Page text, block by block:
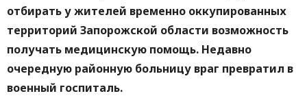
отбирать у жителей временно оккупированных
территорий Запорожской области возможность
получать медицинскую помощь. Недавно
очередную районную больницу враг превратил в
военный госпиталь.